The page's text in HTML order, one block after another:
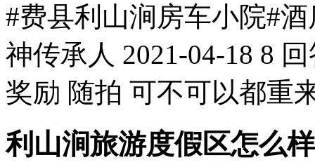
#费县利山涧房车小院#
神传承人 2021-04-18 8
奖励 随拍 可不可以都重
利山涧旅游度假区怎么